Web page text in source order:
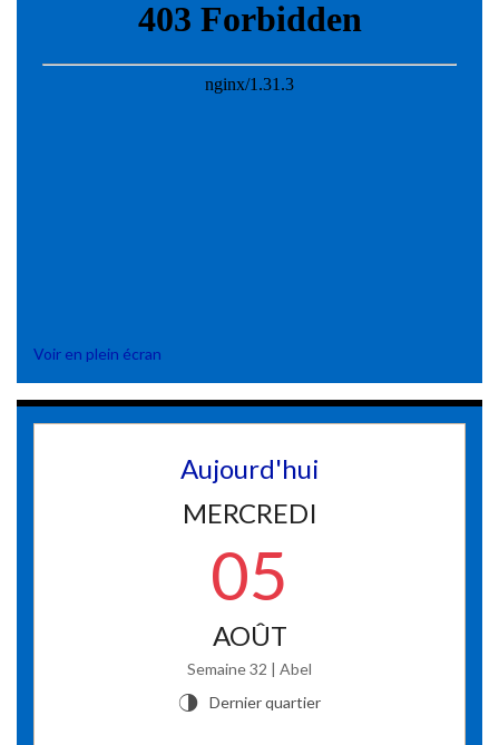
Voir en plein écran
Aujourd'hui
MERCREDI
05
AOÛT
Semaine 32 | Abel
T Dernier quartier